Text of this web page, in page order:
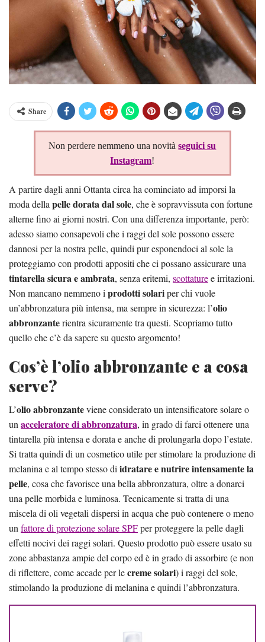
Share
Non perdere nemmeno una novitàseguici su
Instagram!
A partire dagli anni Ottanta circa ha cominciato ad imporsi la
moda della pelle dorata dal sole, che è sopravvissuta con fortune
alterne fino ai giorni nostri. Con una differenza importante, però:
adesso siamo consapevoli che i raggi del sole possono essere
dannosi per la nostra pelle, quindi pur esponendoci al sole la
proteggiamo con prodotti appositi che ci possano assicurare una
tintarella sicura e ambrata, senza eritemi, scottaturee irritazioni.
Non mancano nemmeno i prodotti solariper chi vuole
un’abbronzatura più intensa, ma sempre in sicurezza: l’olio
abbronzanterientra sicuramente tra questi. Scopriamo tutto
quello che c’è da sapere su questo argomento!
Cos’è l’olio abbronzante e a cosa
serve?
L’olio abbronzanteviene considerato un intensificatore solare o
un acceleratore di abbronzatura, in grado di farci ottenere una
tintarella più intensa e dorata e anche di prolungarla dopo l’estate.
Si tratta quindi di un cosmetico utile per stimolare la produzione di
melanina e al tempo stesso di idratare e nutrire intensamente la
pelle, cosa che favorisce una bella abbronzatura, oltre a donarci
una pelle morbida e luminosa. Tecnicamente si tratta di una
miscela di oli vegetali dispersi in acqua che può contenere o meno
un fattore di protezione solare SPFper proteggere la pelle dagli
effetti nocivi dei raggi solari. Questo prodotto può essere usato su
zone abbastanza ampie del corpo ed è in grado di assorbire (e non
di riflettere, come accade per lecreme solari) i raggi del sole,
stimolando la produzione di melanina e quindi l’abbronzatura.